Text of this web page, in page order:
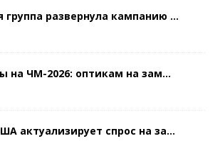
группа развернула кампанию ...
на ЧМ-2026: оптикам на зам...
актуализирует спрос на за...